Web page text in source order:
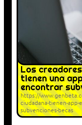
Los creadores
tienen una
encontrar
https://
ciudadana-tienen-app-
subvenciones-becas